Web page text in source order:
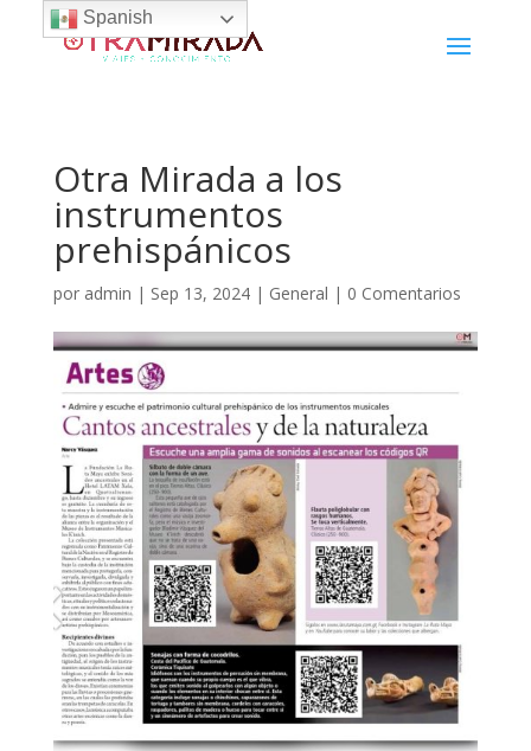
Otra Mirada a los
instrumentos
prehispánicos
por admin | Sep 13, 2024| General | 0 Comentarios
Spanish